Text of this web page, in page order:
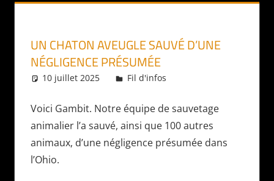
UN CHATON AVEUGLE SAUVÉ D’UNE
NÉGLIGENCE PRÉSUMÉE
10 juillet 2025 Daniel
Fil d'infos
Voici Gambit. Notre équipe de sauvetage
animalier l’a sauvé, ainsi que 100 autres
animaux, d’une négligence présumée dans
l’Ohio.